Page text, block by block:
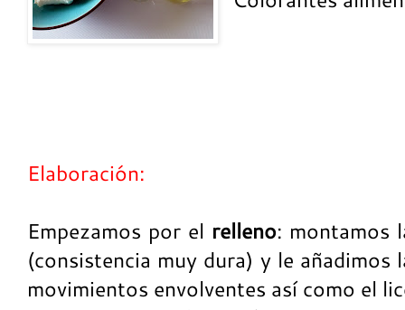
Elaboración:
Empezamos por el relleno: montamos
(consistencia muy dura) y le añadimos
movimientos envolventes así como el